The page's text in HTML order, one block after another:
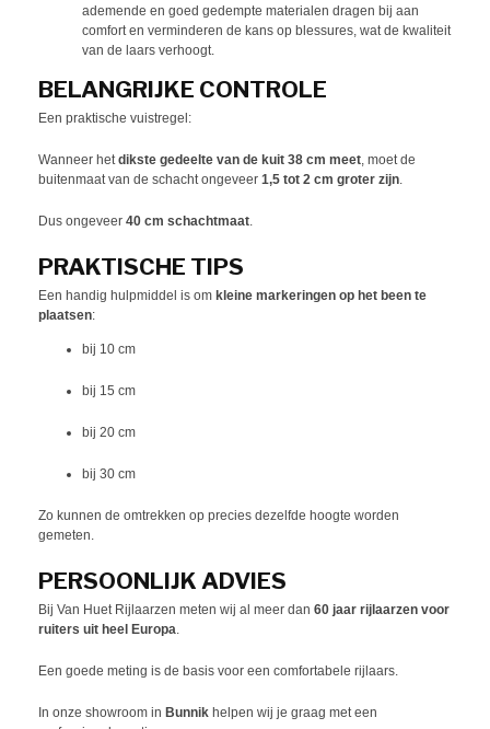
ademende en goed gedempte materialen dragen bij aan
comfort en verminderen de kans op blessures, wat de kwaliteit
van de laars verhoogt.
BELANGRIJKE CONTROLE
Een praktische vuistregel:
Wanneer hetdikste gedeelte van de kuit 38 cm meet, moet de
buitenmaat van de schacht ongeveer 1,5 tot 2 cm groter zijn.
Dus ongeveer 40 cm schachtmaat.
PRAKTISCHE TIPS
Een handig hulpmiddel is om kleine markeringen op het been te
plaatsen:
bij 10 cm
bij 15 cm
bij 20 cm
bij 30 cm
Zo kunnen de omtrekken op precies dezelfde hoogte worden
gemeten.
PERSOONLIJK ADVIES
Bij Van Huet Rijlaarzen meten wij al meer dan 60 jaar rijlaarzen voor
ruiters uit heel Europa.
Een goede meting is de basis voor een comfortabele rijlaars.
In onze showroom in Bunnik helpen wij je graag met een